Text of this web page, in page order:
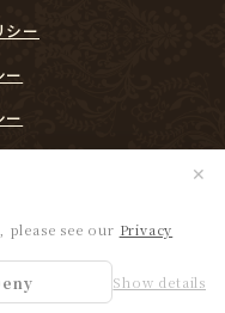
please see our Privacy
Show details
✕
シー
ー
ー
宣言